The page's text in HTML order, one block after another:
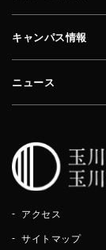
キャンパス情報
ニュース
アクセス
サイトマップ